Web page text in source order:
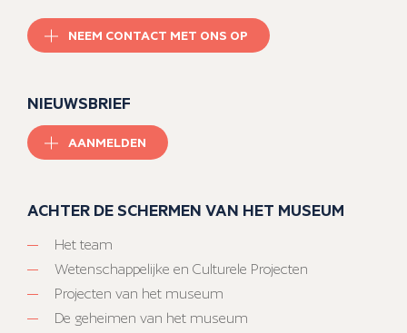
NEEM CONTACT MET ONS OP
NIEUWSBRIEF
AANMELDEN
ACHTER DE SCHERMEN VAN HET MUSEUM
Het team
Wetenschappelijke en Culturele Projecten
Projecten van het museum
De geheimen van het museum